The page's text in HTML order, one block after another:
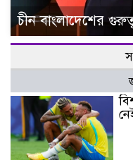
চীন বাংলাদেশের